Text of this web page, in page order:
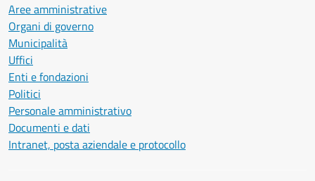
Aree amministrative
Organi di governo
Municipalità
Uffici
Enti e fondazioni
Politici
Personale amministrativo
Documenti e dati
Intranet, posta aziendale e protocollo